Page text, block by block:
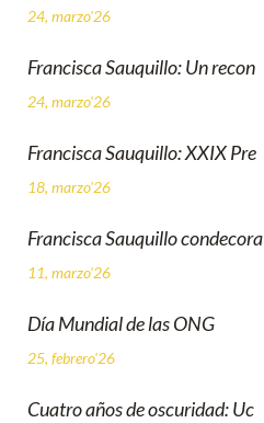
24, marzo'26
Francisca Sauquillo: Un recon
24, marzo'26
Francisca Sauquillo: XXIX Pre
18, marzo'26
Francisca Sauquillo condecora
11, marzo'26
Día Mundial de las ONG
25, febrero'26
Cuatro años de oscuridad: Uc